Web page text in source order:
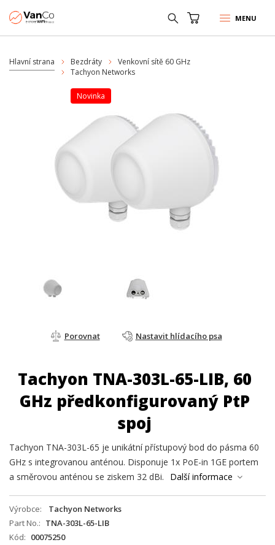
MENU
Hlavní strana Bezdráty
Venkovní sítě 60 GHz
Tachyon Networks
Novinka
Porovnat Nastavit hlídacího psa
Tachyon TNA-303L-65-LIB, 60
GHz předkonfigurovaný PtP
spoj
Tachyon TNA-303L-65 je unikátní přístupový bod do pásma 60
GHz s integrovanou anténou. Disponuje 1x PoE-in 1GE portem
a směrovou anténou se ziskem 32 dBi.
Další informace
Výrobce
Tachyon Networks
Part No.
TNA-303L-65-LIB
Kód
00075250